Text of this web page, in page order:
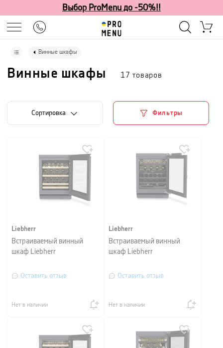
Выбор ProMenu до -50%!!
Винные шкафы
Винные шкафы 17 товаров
Cортировка Фильтры
Liebherr
Встраиваемый винный
шкаф Liebherr
Оставить отзыв
Нет в наличии
Liebherr
Встраиваемый винный
шкаф Liebherr
Оставить отзыв
Нет в наличии